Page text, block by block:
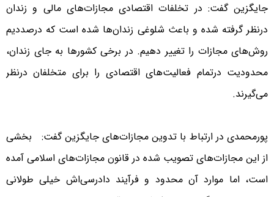
جایگزین گفت: در تخلفات اقتصادی مجازات‌های مالی و زندان
درنظر گرفته شده و باعث شلوغی زندان‌ها شده‌ است که درصددیم
روش‌های مجازات را تغییر دهیم. در برخی کشورها به جای زندان،
محدودیت‌ درتمام فعالیت‌های اقتصادی را برای متخلفان درنظر
می‌گیرند.
پورمحمدی در ارتباط با تدوین مجازات‌های جایگزین گفت: بخشی
از این مجازات‌های تصویب شده در قانون مجازات‌های اسلامی آمده
است، اما موارد آن محدود و فرآیند دادرسی‌اش خیلی طولانی